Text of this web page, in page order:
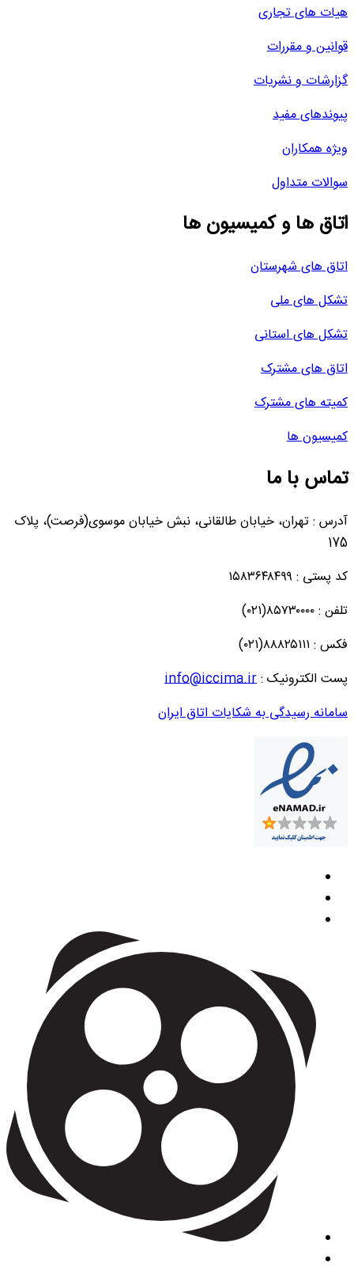
هیات های تجاری
قوانین و مقررات
گزارشات و نشریات
پیوندهای مفید
ویژه همکاران
سوالات متداول
اتاق ها و کمیسیون ها
اتاق های شهرستان
تشکل های ملی
تشکل های استانی
اتاق های مشترک
کمیته های مشترک
کمیسیون ها
تماس با ما
آدرس : تهران، خیابان طالقانی، نبش خیابان موسوی(فرصت)، پلاک
175
کد پستی : ۱۵۸۳۶۴۸۴۹۹
تلفن : ۸۵۷۳۰۰۰۰(۰۲۱)
فکس : ۸۸۸۲۵۱۱۱(۰۲۱)
پست الکترونیک :info@iccima.ir
سامانه رسیدگی به شکایات اتاق ایران